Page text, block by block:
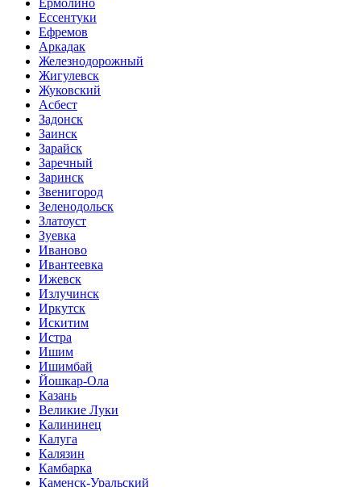
Ессентуки
Ефремов
Аркадак
Железнодорожный
Жигулевск
Жуковский
Асбест
Задонск
Заинск
Зарайск
Заречный
Заринск
Звенигород
Зеленодольск
Златоуст
Зуевка
Иваново
Ивантеевка
Ижевск
Излучинск
Иркутск
Искитим
Истра
Ишим
Ишимбай
Йошкар-Ола
Казань
Великие Луки
Калининец
Калуга
Калязин
Камбарка
Каменск-Уральский